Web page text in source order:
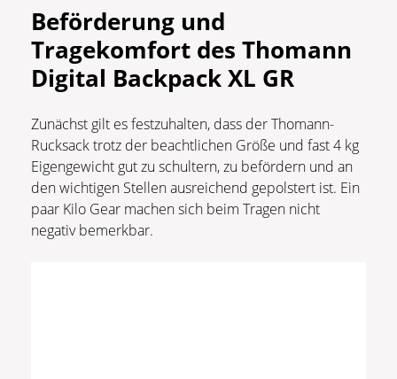
Beförderung und
Tragekomfort des Thomann
Digital Backpack XL GR
Zunächst gilt es festzuhalten, dass der Thomann-
Rucksack trotz der beachtlichen Größe und fast 4 kg
Eigengewicht gut zu schultern, zu befördern und an
den wichtigen Stellen ausreichend gepolstert ist. Ein
paar Kilo Gear machen sich beim Tragen nicht
negativ bemerkbar.